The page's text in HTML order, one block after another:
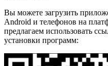
Вы можете загрузить
Android и телефонов на
предлагаем использовать
установки программ: